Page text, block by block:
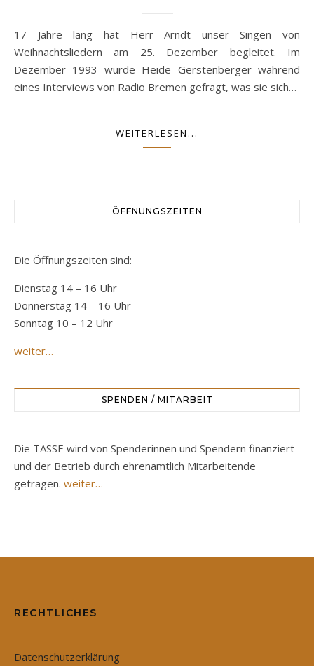
17 Jahre lang hat Herr Arndt unser Singen von
Weihnachtsliedern am 25. Dezember begleitet. Im
Dezember 1993 wurde Heide Gerstenberger während
eines Interviews von Radio Bremen gefragt, was sie sich…
WEITERLESEN...
ÖFFNUNGSZEITEN
Die Öffnungszeiten sind:
Dienstag 14 – 16 Uhr
Donnerstag 14 – 16 Uhr
Sonntag 10 – 12 Uhr
weiter…
SPENDEN / MITARBEIT
Die TASSE wird von Spenderinnen und Spendern finanziert
und der Betrieb durch ehrenamtlich Mitarbeitende
getragen. weiter…
RECHTLICHES
Datenschutzerklärung